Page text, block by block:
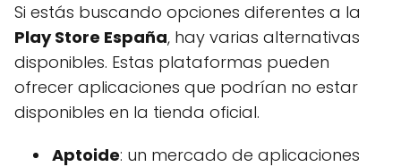
Si estás buscando opciones diferentes a la
Play Store España, hay varias alternativas
disponibles. Estas plataformas pueden
ofrecer aplicaciones que podrían no estar
disponibles en la tienda oficial.
Aptoide: un mercado de aplicaciones